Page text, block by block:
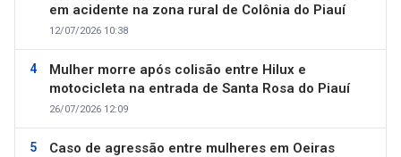
em acidente na zona rural de Colônia do Piauí
12/07/2026 10:38
Mulher morre após colisão entre Hilux e
motocicleta na entrada de Santa Rosa do Piauí
26/07/2026 12:09
Caso de agressão entre mulheres em Oeiras